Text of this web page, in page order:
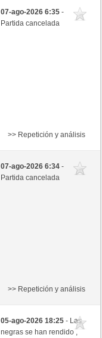
07-ago-2026 6:35-
Partida cancelada
>> Repetición y análisis
07-ago-2026 6:34-
Partida cancelada
>> Repetición y análisis
05-ago-2026 18:25- Las
negras se han rendido ,